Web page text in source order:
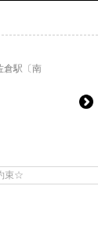
倉駅〔南
束☆